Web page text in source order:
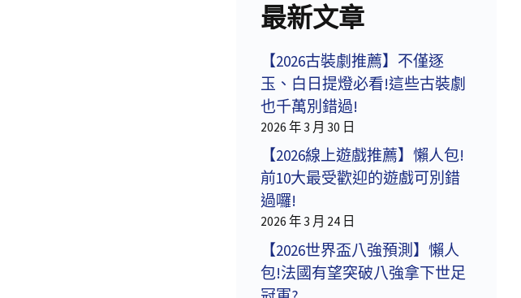
最新文章
【2026古裝劇推薦】不僅逐
玉、白日提燈必看!這些古裝劇
也千萬別錯過!
2026 年 3 月 30 日
【2026線上遊戲推薦】懶人包!
前10大最受歡迎的遊戲可別錯
過囉!
2026 年 3 月 24 日
【2026世界盃八強預測】懶人
包!法國有望突破八強拿下世足